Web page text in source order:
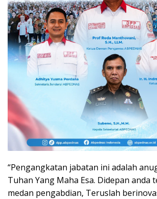
“Pengangkatan jabatan ini adalah
Tuhan Yang Maha Esa. Didepan anda
medan pengabdian, Teruslah